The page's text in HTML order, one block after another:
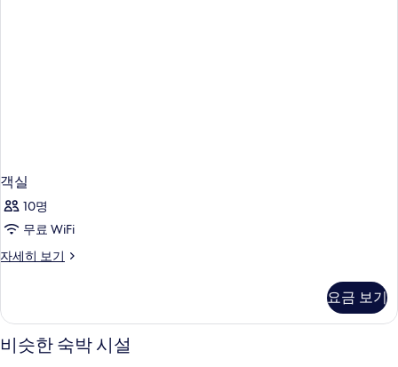
객실
10명
무료 WiFi
자세히 보기
객
히
보
기
요금 보기
비슷한 숙박 시설